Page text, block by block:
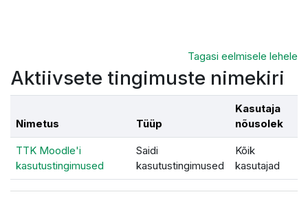
Tagasi eelmisele lehele
Aktiivsete tingimuste nimekiri
Nimetus Tüüp
Kasutaja
nõusolek
TTK Moodle'i
kasutustingimused
Saidi
kasutustingimused
Kõik
kasutajad